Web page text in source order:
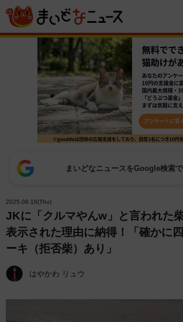
まいどなニュースをGoogle検索
2025.09.18(Thu)
JKに「クルマやんw」と言われ
表示された理由に納得！「確かに
ーキ（拒否柴）あり」
はやかわ リュウ